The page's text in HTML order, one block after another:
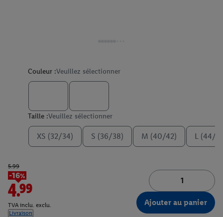
Couleur :Veuillez sélectionner
Taille :Veuillez sélectionner
XS (32/34) S (36/38) M (40/42) L (44/
5.99
-16%
4.99
TVA inclu. exclu.
Livraison
Ajouter au panier